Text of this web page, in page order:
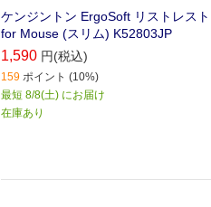
ケンジントン ErgoSoft リストレスト
for Mouse (スリム) K52803JP
1,590 円(税込)
159 ポイント (10%)
最短 8/8(土) にお届け
在庫あり